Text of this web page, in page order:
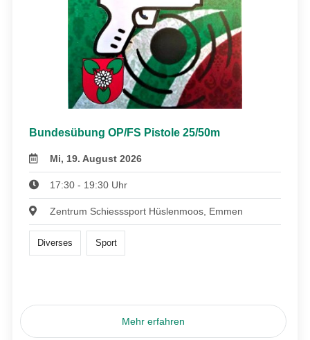
Bundesübung OP/FS Pistole 25/50m
Mi, 19. August 2026
17:30 - 19:30 Uhr
Zentrum Schiesssport Hüslenmoos, Emmen
Diverses Sport
Mehr erfahren